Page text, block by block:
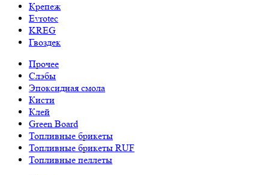
Крепеж
Evrotec
KREG
Гвоздек
Прочее
Слэбы
Эпоксидная смола
Кисти
Клей
Green Board
Топливные брикеты
Топливные брикеты RUF
Топливные пеллеты